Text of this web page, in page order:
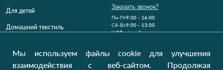
Для детей
Домашний текстиль
Заказать звонок?
Пн-Пт9:00 - 16:00
Cб-Вс9:00 - 13:00
НДВихідний
Україна, Луцьк, 43000
Мы используем файлы cookie для улучшения
взаимодействия с веб-сайтом. Продолжая